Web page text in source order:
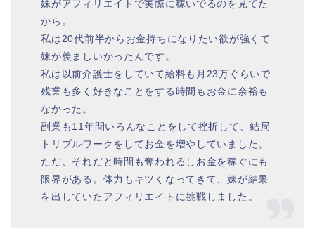
妹がアフィリエイトで実際に稼いでるのを見てた
から。
私は20代前半からお金持ちになりたい欲が強くて
妹が羨ましいかったんです。
私は以前介護士をしていて給料も月23万ぐらいで
残業も多く好きなことをする時間もお金に余裕も
なかった。
副業も11年間いろんなことをして挫折して、結局
トリプルワークをしてお金を増やしていました。
ただ、それだと時間も奪われるしお金を稼ぐにも
限界がある。体力もキツくなってきて、妹が結果
を出していたアフィリエイトに挑戦しました。